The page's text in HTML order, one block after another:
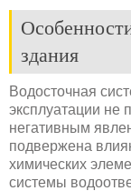
здания
Водосточная
эксплуатации не
негативным
подвержена
химических
системы